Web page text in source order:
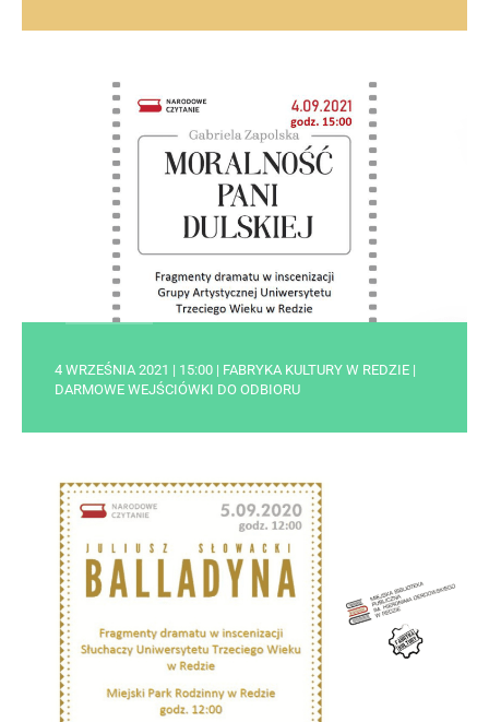
4 WRZEŚNIA 2021 | 15:00 | FABRYKA KULTURY W REDZIE |
DARMOWE WEJŚCIÓWKI DO ODBIORU